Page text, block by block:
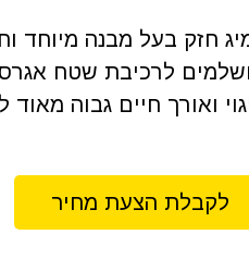
חזק בעל מבנה מיוחד
לרכיבת שטח
ואורך חיים גבוה
לקבלת הצעת מחיר